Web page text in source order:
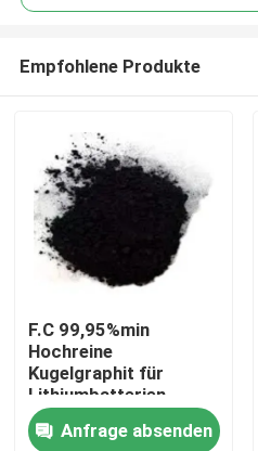
Haus
Empfohlene Produkte
F.C 99,95%min
Hochreine
Kugelgraphit für
Lithiumbatterien
Anfrage absenden